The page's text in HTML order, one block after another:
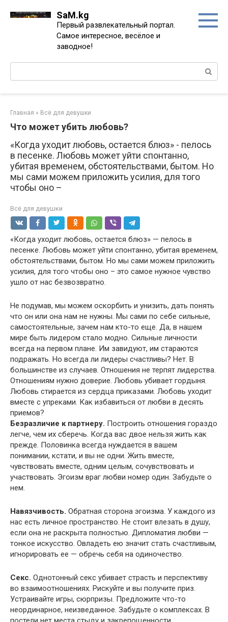
SaM.kg
Первый развлекательный портал.
Самое интересное, весёлое и
заводное!
Поиск:
Главная » Всё для девушки
Что может убить любовь?
«Когда уходит любовь, остается блюз» - пелось
в песенке. Любовь может уйти спонтанно,
убитая временем, обстоятельствами, бытом. Но
мы сами можем приложить усилия, для того
чтобы оно –
Всё для девушки
«Когда уходит любовь, остается блюз» — пелось в
песенке. Любовь может уйти спонтанно, убитая временем,
обстоятельствами, бытом. Но мы сами можем приложить
усилия, для того чтобы оно – это самое нужное чувство
ушло от нас безвозвратно.
Не подумав, мы можем оскорбить и унизить, дать понять
что он или она нам не нужны. Мы сами по себе сильные,
самостоятельные, зачем нам кто-то еще. Да, в нашем
мире быть лидером стало модно. Сильные личности
всегда на первом плане. Им завидуют, им стараются
подражать. Но всегда ли лидеры счастливы? Нет. В
большинстве из случаев. Отношения не терпят лидерства.
Отношениям нужно доверие. Любовь убивает гордыня.
Любовь стирается из сердца приказами. Любовь уходит
вместе с упреками. Как избавиться от любви в десять
приемов?
Безразличие к партнеру. Построить отношения гораздо
легче, чем их сберечь. Когда вас двое нельзя жить как
прежде. Половинка всегда нуждается в вашем
понимании, кстати, и вы не одни. Жить вместе,
чувствовать вместе, одним целым, сочувствовать и
участвовать. Эгоизм враг любви номер один. Забудьте о
нем.
Навязчивость. Обратная сторона эгоизма. У каждого из
нас есть личное пространство. Не стоит влезать в душу,
если она не раскрыта полностью. Дипломатия любви —
тонкое искусство. Овладеть ею значит стать счастливым,
игнорировать ее — обречь себя на одиночество.
Секс. Однотонный секс убивает страсть и перспективу
во взаимоотношениях. Рискуйте и вы получите приз.
Устраивайте игры, сюрпризы. Предложите что-то
неординарное, неизведанное. Забудьте о комплексах. В